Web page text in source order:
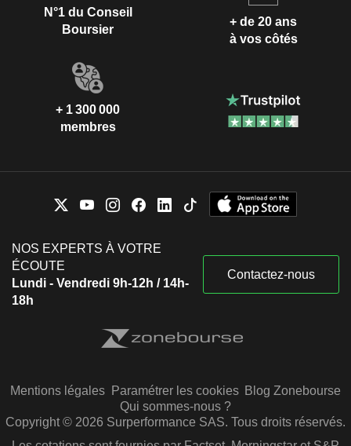
N°1 du Conseil
Boursier
+ de 20 ans
à vos côtés
+ 1 300 000
membres
NOS EXPERTS À VOTRE
ÉCOUTE
Lundi - Vendredi 9h-12h / 14h-
18h
Contactez-nous
Mentions légales Paramétrer les cookies Blog Zonebourse
Qui sommes-nous ?
Copyright © 2026 Surperformance SAS. Tous droits réservés.